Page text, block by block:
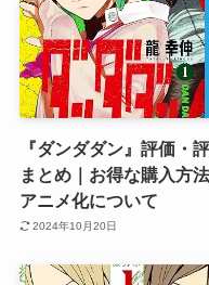
『ダンダダン』評価・
まとめ｜お得な購入方
アニメ化について
2024年10月20日